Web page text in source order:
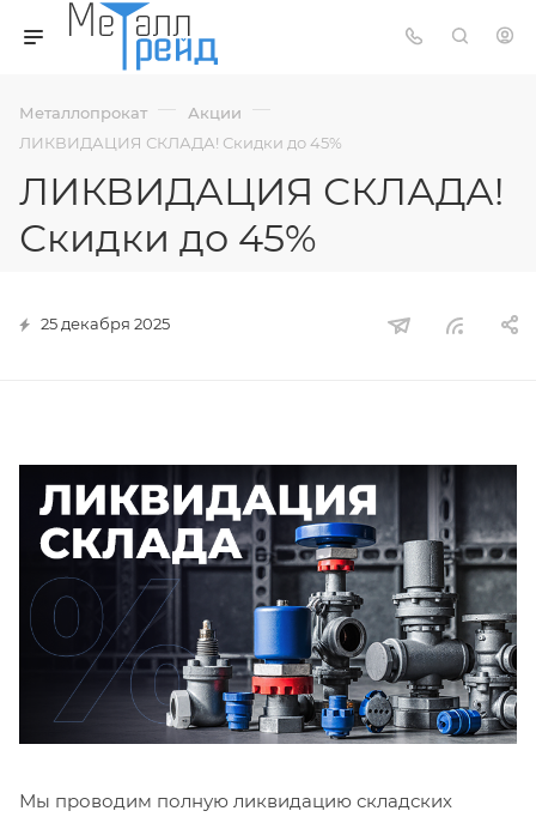
Металлопрокат — Акции —
ЛИКВИДАЦИЯ СКЛАДА! Скидки до 45%
ЛИКВИДАЦИЯ СКЛАДА!
Скидки до 45%
25 декабря 2025
Мы проводим полную ликвидацию складских